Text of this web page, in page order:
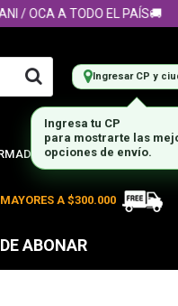
OCA A TODO EL PAÍS🚚
Ingresar CP y
A $300.000
ABONAR
Ingresa tu CP
para mostrarte las
opciones de envío.